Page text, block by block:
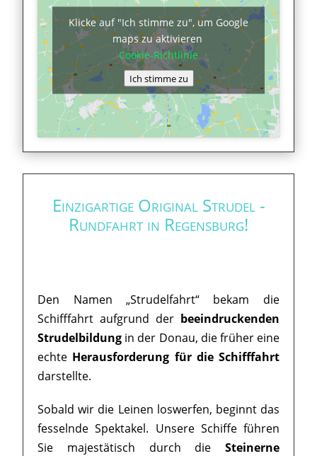
Klicke auf "Ich stimme zu", um Google
maps zu aktivieren
Cookie-Richtlinie
Ich stimme zu
Einzigartige Original Strudel -
Rundfahrt in Regensburg!
Den Namen „Strudelfahrt“ bekam die
Schifffahrt aufgrund der beeindruckenden
Strudelbildung in der Donau, die früher eine
echte Herausforderung für die Schifffahrt
darstellte.
Sobald wir die Leinen loswerfen, beginnt das
fesselnde Spektakel. Unsere Schiffe führen
Sie majestätisch durch die Steinerne